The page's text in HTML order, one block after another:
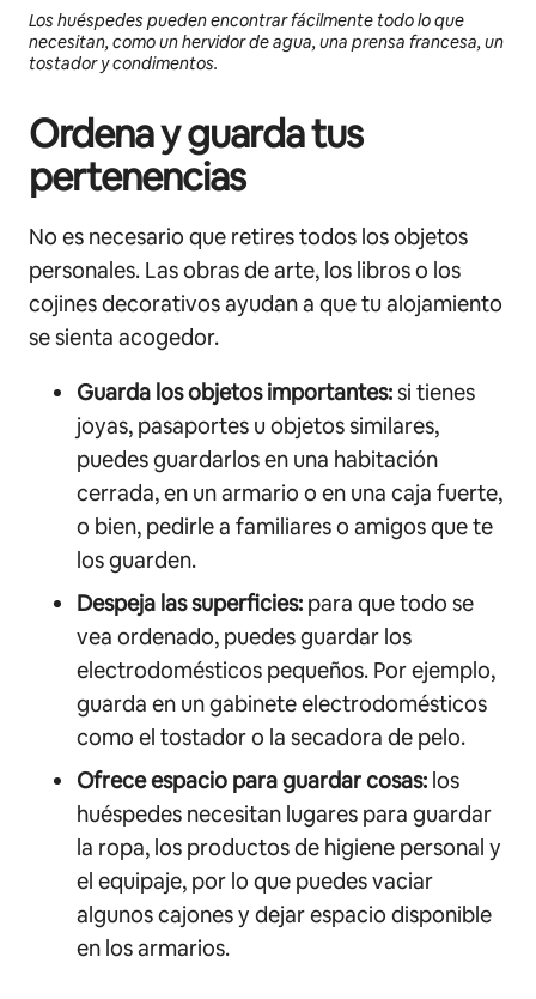
Los huéspedes pueden encontrar fácilmente todo lo que
necesitan, como un hervidor de agua, una prensa francesa, un
tostador y condimentos.
Ordena y guarda tus
pertenencias
No es necesario que retires todos los objetos
personales. Las obras de arte, los libros o los
cojines decorativos ayudan a que tu alojamiento
se sienta acogedor.
Guarda los objetos importantes: si tienes
joyas, pasaportes u objetos similares,
puedes guardarlos en una habitación
cerrada, en un armario o en una caja fuerte,
o bien, pedirle a familiares o amigos que te
los guarden.
Despeja las superficies: para que todo se
vea ordenado, puedes guardar los
electrodomésticos pequeños. Por ejemplo,
guarda en un gabinete electrodomésticos
como el tostador o la secadora de pelo.
Ofrece espacio para guardar cosas: los
huéspedes necesitan lugares para guardar
la ropa, los productos de higiene personal y
el equipaje, por lo que puedes vaciar
algunos cajones y dejar espacio disponible
en los armarios.